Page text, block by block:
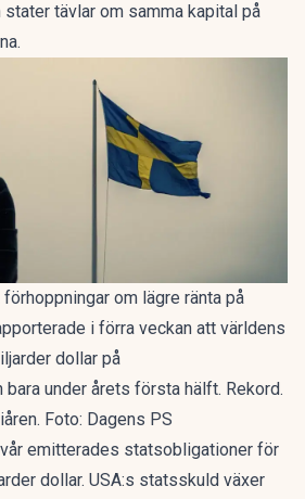
tävlar om samma kapital på
om lägre ränta på
i förra veckan att världens
dollar på
under årets första hälft. Rekord.
Foto: Dagens PS
emitterades statsobligationer för
dollar. USA:s statsskuld växer